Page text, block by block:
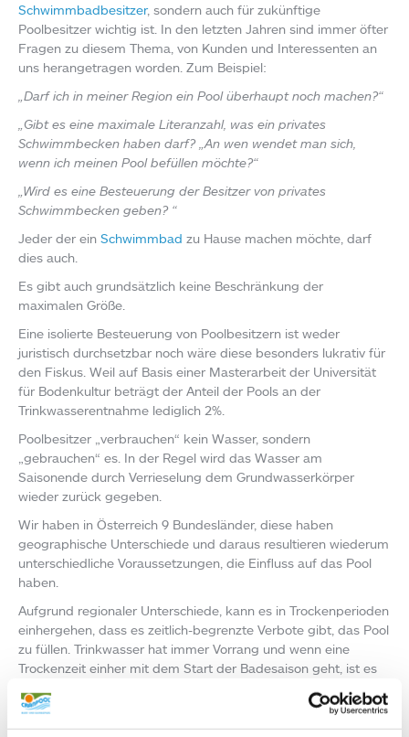
Schwimmbadbesitzer, sondern auch für zukünftige
Poolbesitzer wichtig ist. In den letzten Jahren sind immer öfter
Fragen zu diesem Thema, von Kunden und Interessenten an
uns herangetragen worden. Zum Beispiel:
„Darf ich in meiner Region ein Pool überhaupt noch machen?“
„Gibt es eine maximale Literanzahl, was ein privates
Schwimmbecken haben darf? „An wen wendet man sich,
wenn ich meinen Pool befüllen möchte?“
„Wird es eine Besteuerung der Besitzer von privates
Schwimmbecken geben? “
Jeder der ein Schwimmbad zu Hause machen möchte, darf
dies auch.
Es gibt auch grundsätzlich keine Beschränkung der
maximalen Größe.
Eine isolierte Besteuerung von Poolbesitzern ist weder
juristisch durchsetzbar noch wäre diese besonders lukrativ für
den Fiskus. Weil auf Basis einer Masterarbeit der Universität
für Bodenkultur beträgt der Anteil der Pools an der
Trinkwasserentnahme lediglich 2%.
Poolbesitzer „verbrauchen“ kein Wasser, sondern
„gebrauchen“ es. In der Regel wird das Wasser am
Saisonende durch Verrieselung dem Grundwasserkörper
wieder zurück gegeben.
Wir haben in Österreich 9 Bundesländer, diese haben
geographische Unterschiede und daraus resultieren wiederum
unterschiedliche Voraussetzungen, die Einfluss auf das Pool
haben.
Aufgrund regionaler Unterschiede, kann es in Trockenperioden
einhergehen, dass es zeitlich-begrenzte Verbote gibt, das Pool
zu füllen. Trinkwasser hat immer Vorrang und wenn eine
Trockenzeit einher mit dem Start der Badesaison geht, ist es
einer Wasserleitung, an der viele Haubesitzer dranhängen nur
eine gewisse Menge an Wasser gleichzeitig beziehen.